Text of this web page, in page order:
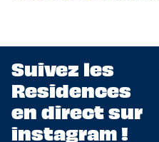
Suivez les
Residences
en direct sur
instagram !